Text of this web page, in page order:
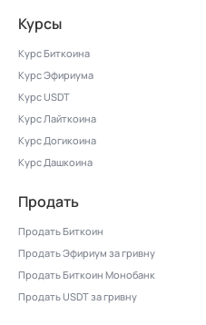
Курсы
Курс Биткоина
Курс Эфириума
Курс USDT
Курс Лайткоина
Курс Догикоина
Курс Дашкоина
Продать
Продать Биткоин
Продать Эфириум за гривну
Продать Биткоин Монобанк
Продать USDT за гривну